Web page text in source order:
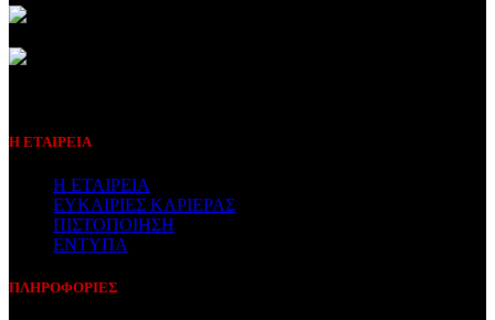
Η ΕΤΑΙΡΕΙΑ
Η ΕΤΑΙΡΕΙΑ
ΕΥΚΑΙΡΙΕΣ ΚΑΡΙΕΡΑΣ
ΠΙΣΤΟΠΟΙΗΣΗ
ΕΝΤΥΠΑ
ΠΛΗΡΟΦΟΡΙΕΣ